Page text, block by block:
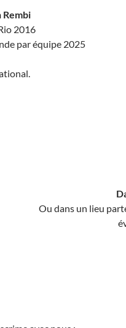
Rembi
2016
par équipe 2025
Ou dans un lieu